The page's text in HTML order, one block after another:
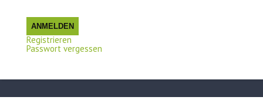
ANMELDEN
Registrieren
Passwort vergessen